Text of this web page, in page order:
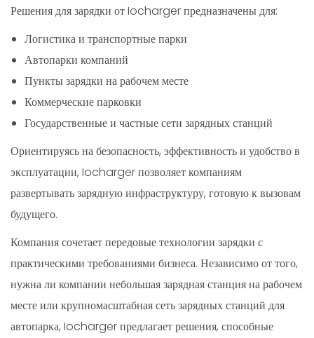
Решения для зарядки от Iocharger предназначены для:
Логистика и транспортные парки
Автопарки компаний
Пункты зарядки на рабочем месте
Коммерческие парковки
Государственные и частные сети зарядных станций
Ориентируясь на безопасность, эффективность и удобство в
эксплуатации, Iocharger позволяет компаниям
развертывать зарядную инфраструктуру, готовую к вызовам
будущего.
Компания сочетает передовые технологии зарядки с
практическими требованиями бизнеса. Независимо от того,
нужна ли компании небольшая зарядная станция на рабочем
месте или крупномасштабная сеть зарядных станций для
автопарка, Iocharger предлагает решения, способные